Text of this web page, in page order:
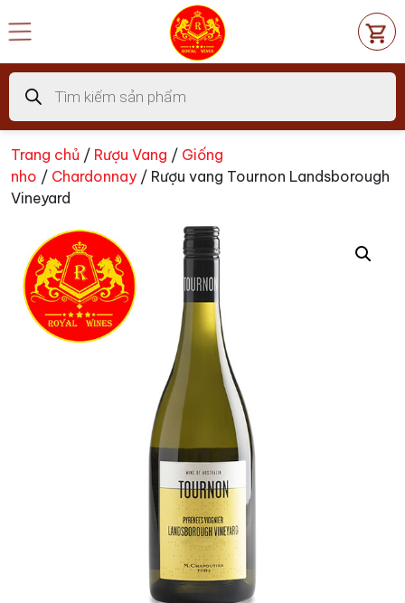
đến
dung
Tìm
kiếm
sản
phẩm
Trang chủ / Rượu Vang / Giống
nho / Chardonnay / Rượu vang Tournon Landsborough
Vineyard